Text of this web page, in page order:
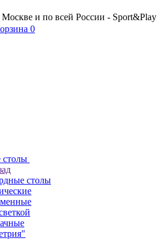
и по всей России - Sport&Play
0
столы
столы